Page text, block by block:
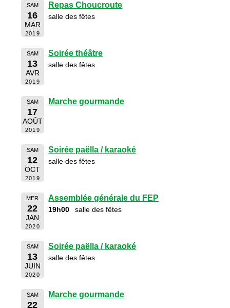
SAM
16
MAR
2019
Repas Choucroute
salle des fêtes
SAM
13
AVR
2019
Soirée théâtre
salle des fêtes
SAM
17
AOÛT
2019
Marche gourmande
SAM
12
OCT
2019
Soirée paëlla / karaoké
salle des fêtes
MER
22
JAN
2020
Assemblée générale du FEP
19h00 salle des fêtes
SAM
13
JUIN
2020
Soirée paëlla / karaoké
salle des fêtes
SAM
22
Marche gourmande